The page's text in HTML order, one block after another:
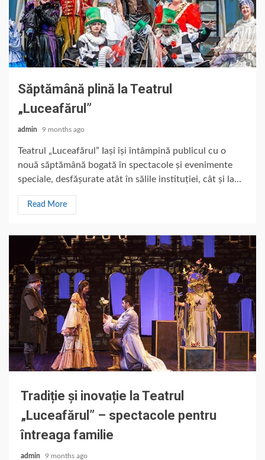
Săptămână plină la Teatrul
„Luceafărul”
admin 9 months ago
Teatrul „Luceafărul” Iași își întâmpină publicul cu o
nouă săptămână bogată în spectacole și evenimente
speciale, desfășurate atât în sălile instituției, cât și la...
Read More
Tradiție și inovație la Teatrul
„Luceafărul” – spectacole pentru
întreaga familie
admin 9 months ago